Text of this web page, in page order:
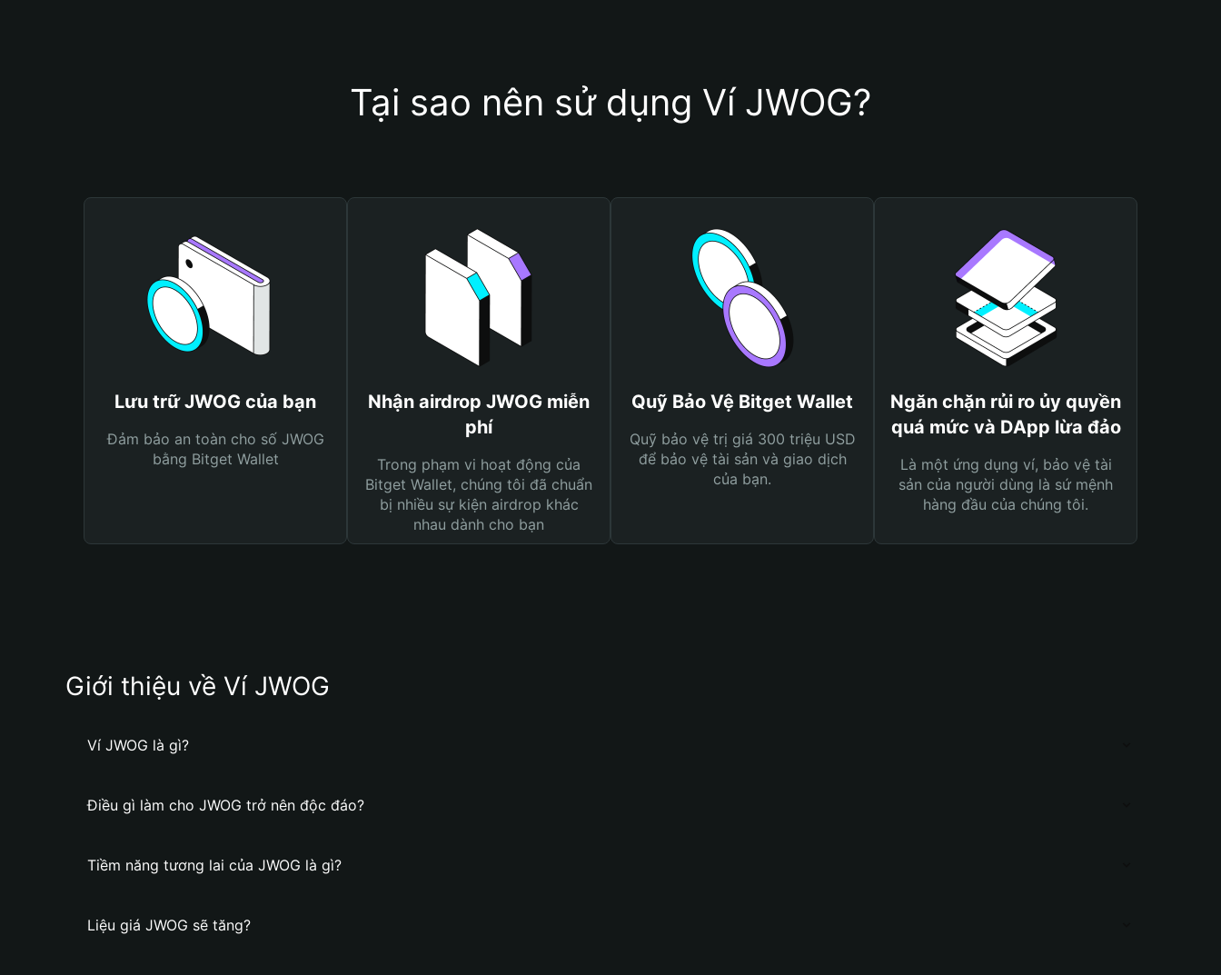
Tại sao nên sử dụng Ví JWOG?
Lưu trữ JWOG của bạn
Đảm bảo an toàn cho số JWOG
bằng Bitget Wallet
Nhận airdrop JWOG miễn
phí
Trong phạm vi hoạt động của
Bitget Wallet, chúng tôi đã chuẩn
bị nhiều sự kiện airdrop khác
nhau dành cho bạn
Quỹ Bảo Vệ Bitget Wallet
Quỹ bảo vệ trị giá 300 triệu USD
để bảo vệ tài sản và giao dịch
của bạn.
Ngăn chặn rủi ro ủy quyền
quá mức và DApp lừa đảo
Là một ứng dụng ví, bảo vệ tài
sản của người dùng là sứ mệnh
hàng đầu của chúng tôi.
Giới thiệu về Ví JWOG
Ví JWOG là gì?
Điều gì làm cho JWOG trở nên độc đáo?
Tiềm năng tương lai của JWOG là gì?
Liệu giá JWOG sẽ tăng?